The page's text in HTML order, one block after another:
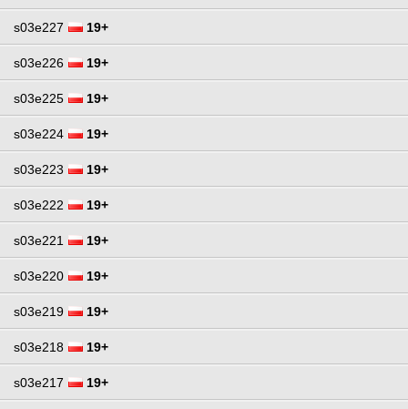
s03e227 19+
s03e226 19+
s03e225 19+
s03e224 19+
s03e223 19+
s03e222 19+
s03e221 19+
s03e220 19+
s03e219 19+
s03e218 19+
s03e217 19+